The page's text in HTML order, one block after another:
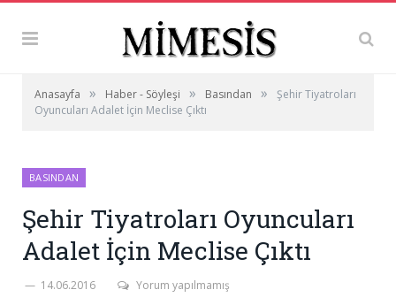
Anasayfa » Haber - Söyleşi » Basından »
Şehir Tiyatroları
Oyuncuları Adalet İçin Meclise Çıktı
BASINDAN
Şehir Tiyatroları Oyuncuları
Adalet İçin Meclise Çıktı
14.06.2016 Yorum yapılmamış